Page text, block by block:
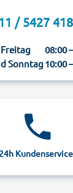
/ 5427
08:00
Sonntag10:00
24h Kundenservice